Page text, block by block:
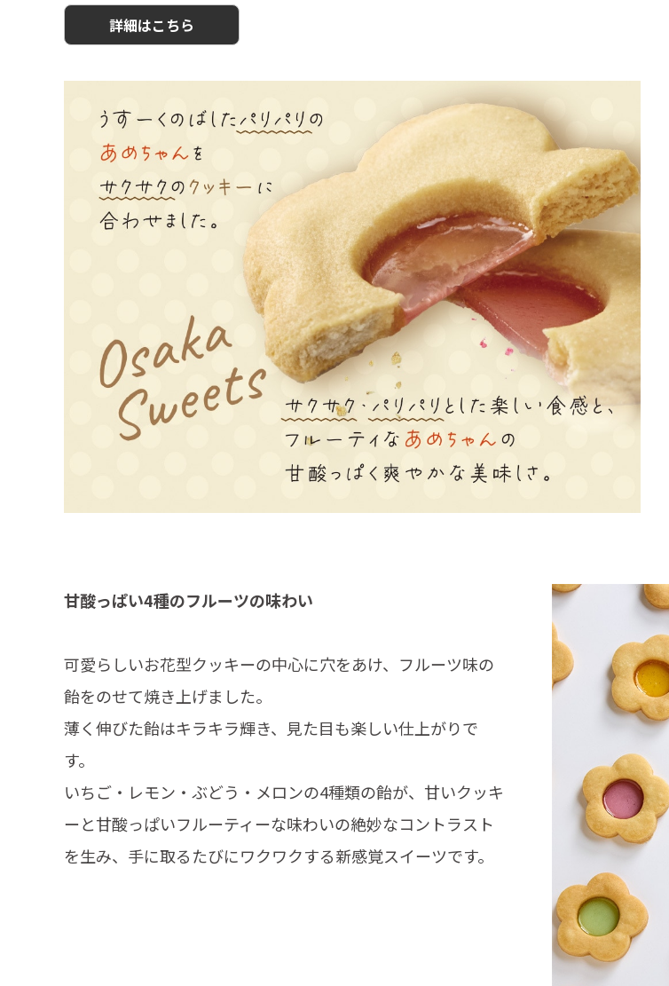
詳細はこちら
甘酸っぱい4種のフルーツの味わい
可愛らしいお花型クッキーの中心に穴をあけ、フルーツ味の
飴をのせて焼き上げました。
薄く伸びた飴はキラキラ輝き、見た目も楽しい仕上がりで
す。
いちご・レモン・ぶどう・メロンの4種類の飴が、甘いクッキ
ーと甘酸っぱいフルーティーな味わいの絶妙なコントラスト
を生み、手に取るたびにワクワクする新感覚スイーツです。